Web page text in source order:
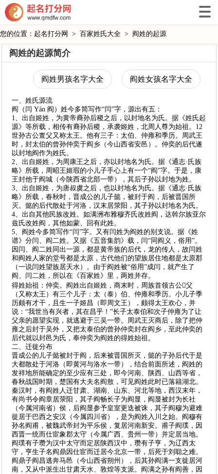
您的位置： 起名打分网 > 百家姓氏大全 > 阎姓的起源
阎姓的起源简介
阎姓男孩名字大全 阎姓女孩名字大全
一、姓氏源流
阎（闫 Yán 阎）姓今多简写作“闫”字，源出有五：
1、出自姬姓，为黄帝裔孙后稷之后，以封地名为氏。据《姓氏起
源》等所载，相传有裔孙后稷，承袭姬姓，北周人尊为始祖。12
世孙古公亶父又称太王。他有三子：太伯、仲雍和季历。周武王
时，封太伯的曾孙仲奕于阎乡（今山西省安邑）。仲奕的后代遂
以封地阎作为姓氏。
2、出自姬姓，为周康王之后，亦以封地名为氏。据《通志·氏族
略》所载，周昭王姬瑕的小儿子手心上有一个“阎”字。于是，康
王封他于阎城（今陕西省北部一带），其后子孙以封地为姓。
3、出自姬姓，为唐叔虞之后，也以封地名为氏。据《通志·氏族
略》所载，春秋时，晋成公的儿子懿，被封于阎，后被晋国所
灭。懿的后代散处于河洛，汉末居荥阳，其子孙以封地名为氏。
4、出自其他民族改姓。如满洲布雅穆齐氏改姓阎，达斡尔族亚尔
兹氏改姓阎，其他如蒙、回有此姓。
5、阎姓今多简写作“闫”字。又有闫姓为阎姓的别支说。据《姓
谱》分闫、阎二姓。又据《五音集韵》载，闫“同阎义，俗用”。
因闫、阎二姓同出一源，都是黄帝族的后代，龙的传人，故闫姓
和阎姓人家的堂号都是太原，古代他们的望族居住地都是太原郡
（一说闫姓望族居天水）。由于阎姓被“俗用”成闫，就产生了
阎、闫二姓，所以在《百家姓》里，两姓并存。
得姓始祖：仲奕。阎姓出自姬姓，商末时，周族首领古公父
（又称太王）有三个儿子：太（泰）伯、仲雍和季历。小儿子季
历颇有才干，且生一子姬昌（即周文王），颇得太王欢心，并
说：“我世当有兴者，其在昌乎！”长子太泰伯和次子仲雍为了让
父亲的愿望实现，就逃避于三吴一带。周武王灭商后，除了把仲
雍之后封于吴外，又把太泰伯的曾孙仲奕封在阎乡，至此仲奕的
后代就以封邑为氏，奉仲奕为阎姓的得姓始祖。
二、迁徙分布
晋成公的儿子懿被封于阎，后来被晋国所灭，懿的子孙后代于是
大都散处于河洛（即黄河与洛水一带），结合前面所述，阎姓的
发祥地所能确定的至少应有三处，即今河南、陕西、山西等省，
春秋战国时期，楚国有大夫名阎敖，可见阎姓此时已落籍湖北。
秦汉时，有阎姓人迁甘肃、湖南、山东、河北等地，西汉末年，
有尚书令阎章居荥阳，其子阎畅长子为阎显，阎显被封为长社
（今属河南省）侯，后阎显参予皇室更迭被诛，其子阎穆为避难
徙居于巴西之安汉（今属四川省），是为阎姓入川之始。阎穆有
孙名阎甫，被魏武帝封为平乐侯，复居河南新安。甫子阎璞，因
西晋一统而仕宦象郡太守（今属广西、贵州一带）并定居当地。
阎璞有子瓒为汉中太守而定居陕西汉中，瓒有子亨，为辽西太
守，亨生子名阎鼎因仕宦而迁居今北京一带，后死于刘聪之难。
阎鼎子阎昌逃奔马邑（今山西省朔州），后其孙阎满一支徙居河
南，又从中派生出甘肃天水、敦煌等支派。阎满之孙有阎善，因